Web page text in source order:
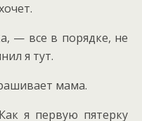
— все в порядке, не
я тут.
мама.
я первую пятерку